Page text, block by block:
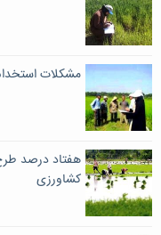
مشکلات
هفتاد درصد
کشاورزی